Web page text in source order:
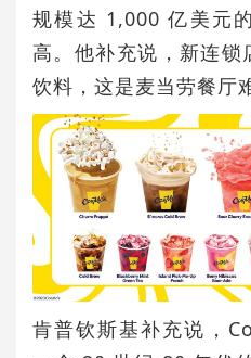
规模达 1,000 亿美元
高。他补充说，新连
饮料，这是麦当劳餐厅
肯普钦斯基补充说，